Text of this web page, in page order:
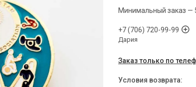
Минимальный заказ —
+7 (706) 720-99-99
Дария
Заказ только по